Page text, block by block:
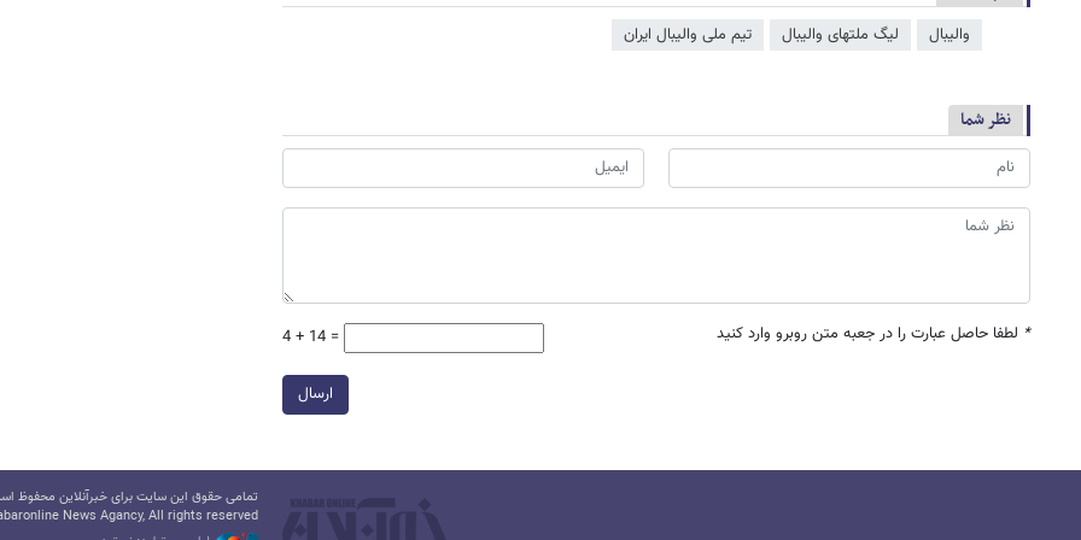
والیبال لیگ ملتهای والیبال تیم ملی والیبال ایران
نظر شما
* لطفا حاصل عبارت را در جعبه متن روبرو وارد کنید 4 + 14 =
ارسال
تمامی حقوق این سایت برای خبرآنلاین محفوظ
News Agancy, All rights reserved